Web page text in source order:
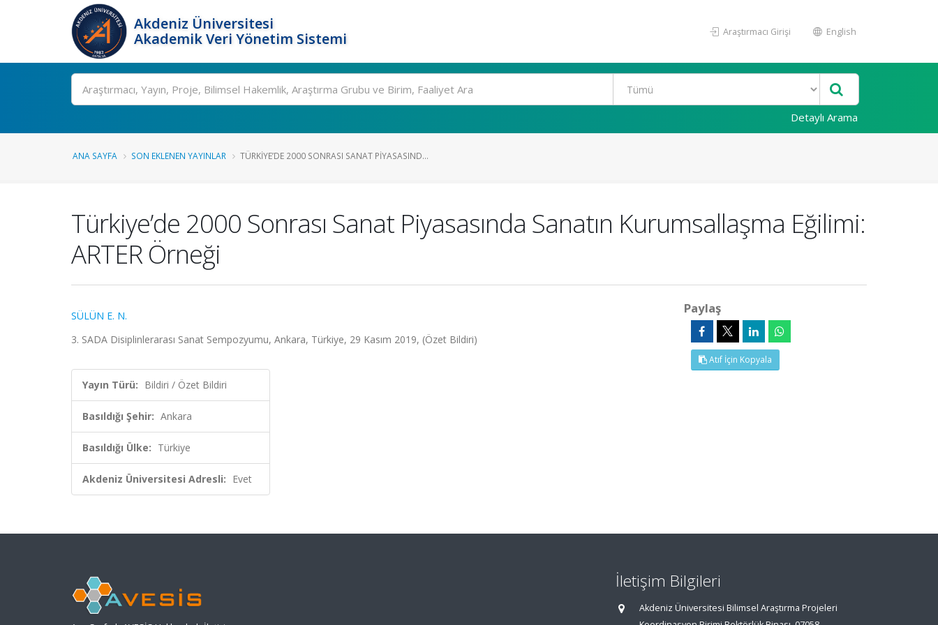
Akdeniz Üniversitesi
Akademik Veri Yönetim Sistemi
Araştırmacı Girişi English
Ara
Detaylı Arama
ANA SAYFA SON EKLENEN YAYINLAR TÜRKIYE’DE 2000 SONRASI SANAT PIYASASIND...
Türkiye’de 2000 Sonrası Sanat Piyasasında Sanatın Kurumsallaşma Eğilimi:
ARTER Örneği
SÜLÜN E. N.
3. SADA Disiplinlerarası Sanat Sempozyumu, Ankara, Türkiye, 29 Kasım 2019, (Özet Bildiri)
Yayın Türü: Bildiri / Özet Bildiri
Basıldığı Şehir: Ankara
Basıldığı Ülke: Türkiye
Akdeniz Üniversitesi Adresli: Evet
Paylaş
Atıf İçin Kopyala
İletişim Bilgileri
Akdeniz Üniversitesi Bilimsel Araştırma Projeleri